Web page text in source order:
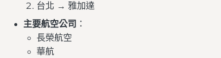
台北 → 雅加達
主要航空公司 ：
長榮航空
華航